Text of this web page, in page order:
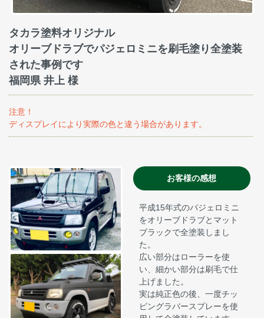
タカラ塗料オリジナル
オリーブドラブでパジェロミニを刷毛塗り全塗装
された事例です
福岡県 井上 様
注意！
ディスプレイにより実際の色と違う場合があります。
お客様の感想
平成15年式のパジェロミニ
をオリーブドラブとマット
ブラックで全塗装しまし
た。
広い部分はローラーを使
い、細かい部分は刷毛で仕
上げました。
実は純正色の後、一度チッ
ピングラバースプレーを使